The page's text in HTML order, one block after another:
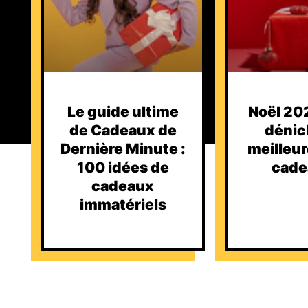
Le guide ultime
de Cadeaux de
Dernière Minute :
100 idées de
cadeaux
immatériels
Noël